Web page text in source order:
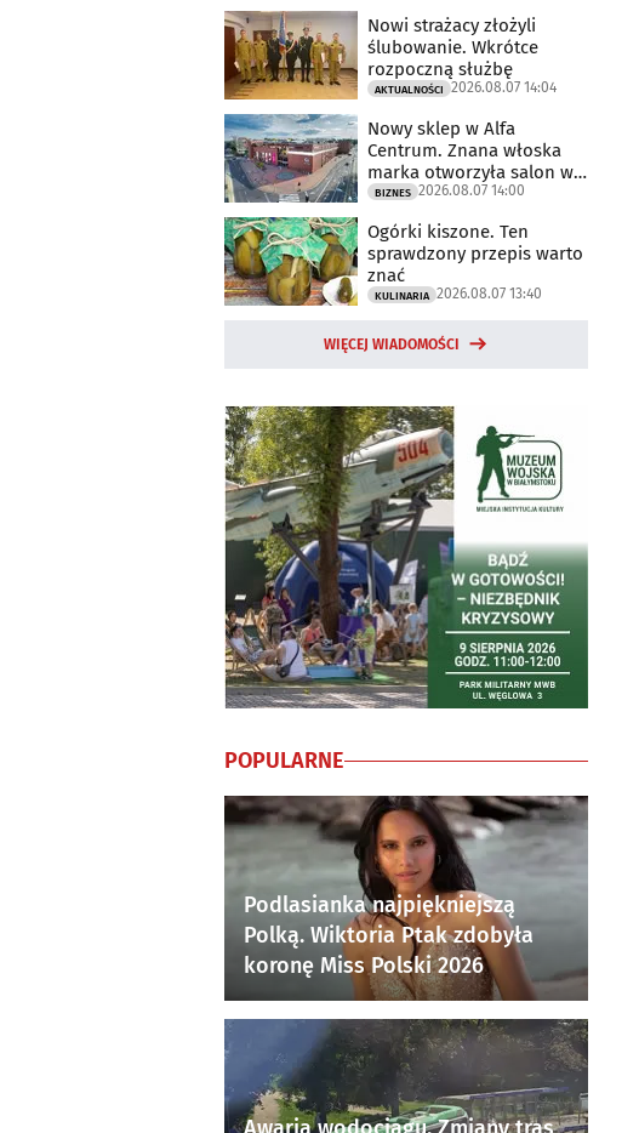
Nowi strażacy złożyli
ślubowanie. Wkrótce
rozpoczną służbę
AKTUALNOŚCI 2026.08.07 14:04
Nowy sklep w Alfa
Centrum. Znana włoska
marka otworzyła salon w
Białymstoku
BIZNES 2026.08.07 14:00
Ogórki kiszone. Ten
sprawdzony przepis warto
znać
KULINARIA 2026.08.07 13:40
WIĘCEJ WIADOMOŚCI
POPULARNE
Podlasianka najpiękniejszą
Polką. Wiktoria Ptak zdobyła
koronę Miss Polski 2026